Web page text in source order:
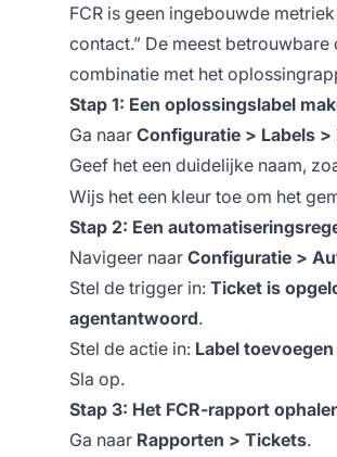
FCR is geen ingebouwde
contact.” De meest
combinatie met het
Stap 1: Een oplossingslabel
Ga naar Configuratie > Labels >
Geef het een duidelijke naam,
Wijs het een kleur toe om het
Stap 2: Een
Navigeer naar Configuratie >
Stel de trigger in: Ticket is
agentantwoord.
Stel de actie in: Label
Sla op.
Stap 3: Het FCR-rapport
Ga naar Rapporten > Tickets.